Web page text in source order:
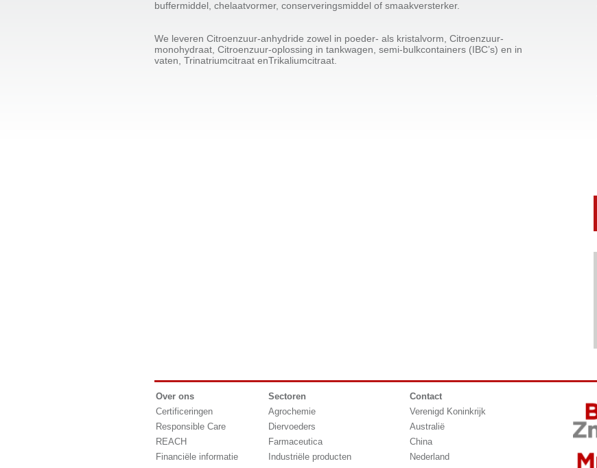
buffermiddel, chelaatvormer, conserveringsmiddel of smaakversterker.
We leveren Citroenzuur-anhydride zowel in poeder- als kristalvorm, Citroenzuur-
monohydraat, Citroenzuur-oplossing in tankwagen, semi-bulkcontainers (IBC’s) en in
vaten, Trinatriumcitraat enTrikaliumcitraat.
Over ons
Certificeringen
Responsible Care
REACH
Financiële informatie
Sectoren
Agrochemie
Diervoeders
Farmaceutica
Industriële producten
Contact
Verenigd Koninkrijk
Australië
China
Nederland